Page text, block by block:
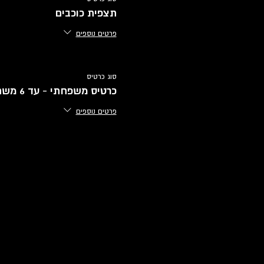
תצפית כוכבים
פרטים נוספים
סוג כרטיס
כרטיס משפחתי - עד 6 משתתפים
פרטים נוספים